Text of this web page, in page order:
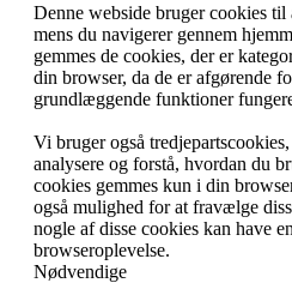
Denne webside bruger cookies til
mens du navigerer gennem
gemmes de cookies, der er
din browser, da de er afgørende
grundlæggende funktioner
Vi bruger også
analysere og forstå, hvordan du
cookies gemmes kun i din
også mulighed for at fravælge
nogle af disse cookies kan have
browseroplevelse.
Nødvendige